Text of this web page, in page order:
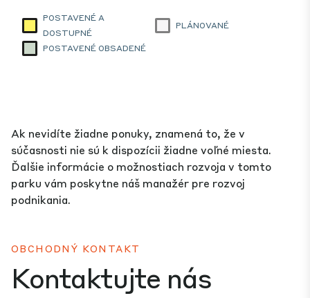
POSTAVENÉ A
DOSTUPNÉ
PLÁNOVANÉ
POSTAVENÉ OBSADENÉ
Ak nevidíte žiadne ponuky, znamená to, že v
súčasnosti nie sú k dispozícii žiadne voľné miesta.
Ďalšie informácie o možnostiach rozvoja v tomto
parku vám poskytne náš manažér pre rozvoj
podnikania.
OBCHODNÝ KONTAKT
Kontaktujte nás